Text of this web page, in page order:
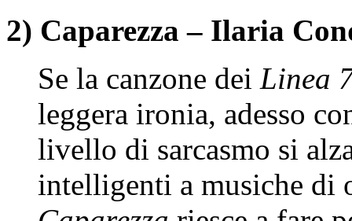
2) Caparezza – Ilaria
Se la canzone dei Linea
leggera ironia, adesso
livello di sarcasmo si
intelligenti a musiche di